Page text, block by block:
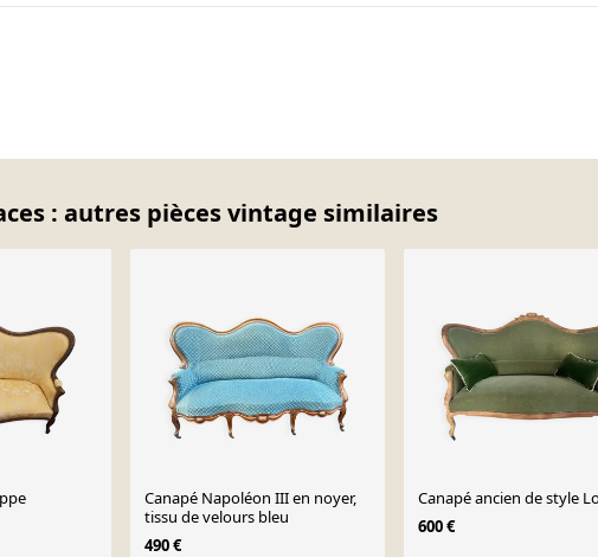
: autres pièces vintage similaires
Canapé Napoléon III en noyer,
tissu de velours bleu
490 €
Canapé ancien de style
600 €